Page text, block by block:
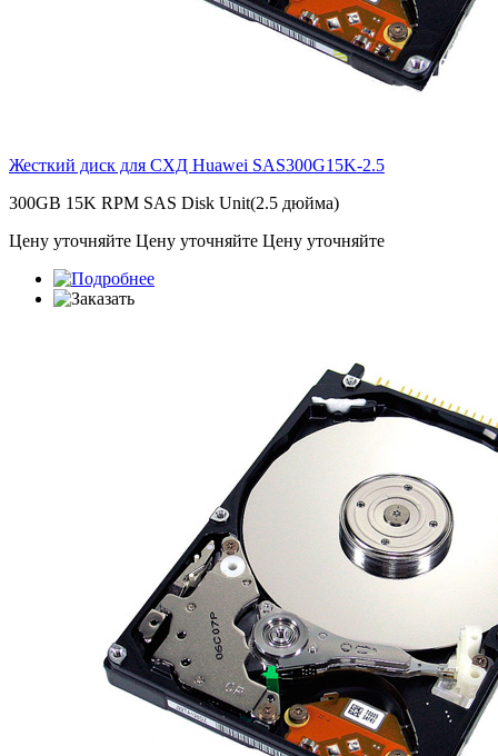
Жесткий диск для СХД Huawei SAS300G15K-2.5
300GB 15K RPM SAS Disk Unit(2.5 дюйма)
Цену уточняйте Цену уточняйте Цену уточняйте